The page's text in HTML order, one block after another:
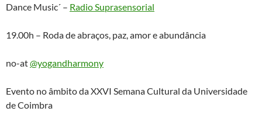
Dance Music´ – Radio Suprasensorial
19.00h – Roda de abraços, paz, amor e abundância
no-at@yogandharmony
Evento no âmbito da XXVI Semana Cultural da Universidade
de Coimbra